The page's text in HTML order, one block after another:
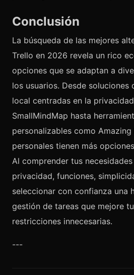
Conclusión
La búsqueda de las mejores
Trello en 2026 revela un rico
opciones que se adaptan a
los usuarios. Desde soluciones
local centradas en la
SmallMindMap hasta
personalizables como
personales tienen más
Al comprender tus
privacidad, funciones,
seleccionar con confianza una
gestión de tareas que mejore
restricciones innecesarias.
---